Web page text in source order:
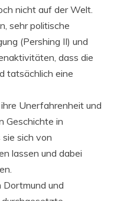
nicht auf der Welt.
sehr politische
(Pershing II) und
dass die
tatsächlich eine
Unerfahrenheit und
Geschichte in
sich von
lassen und dabei
Dortmund und